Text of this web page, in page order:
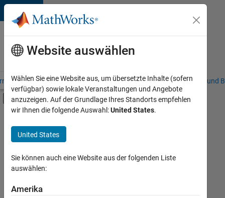
Weiter zum Inhalt
Karriere
bei
MathWorks
– Übersicht Stellensuche Niederlassungen Studierende und
Umschaltung für Off-Canvas-
Hauptinhalt
Praktika
Information Technology
Commercial Sales
Customer Support
Education Sales
+8
Derzeit
Website auswählen
Wählen Sie eine Website aus, um übersetzte Inhalte (sofern
verfügbar) sowie lokale Veranstaltungen und Angebote
anzuzeigen. Auf der Grundlage Ihres Standorts empfehlen
wir Ihnen die folgende Auswahl:United States.
United States
Sie können auch eine Website aus der folgenden Liste
auswählen:
Amerika